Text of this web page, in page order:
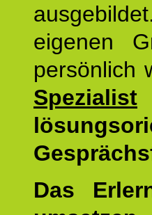
eigenen
persönlich
Spezialist
Das